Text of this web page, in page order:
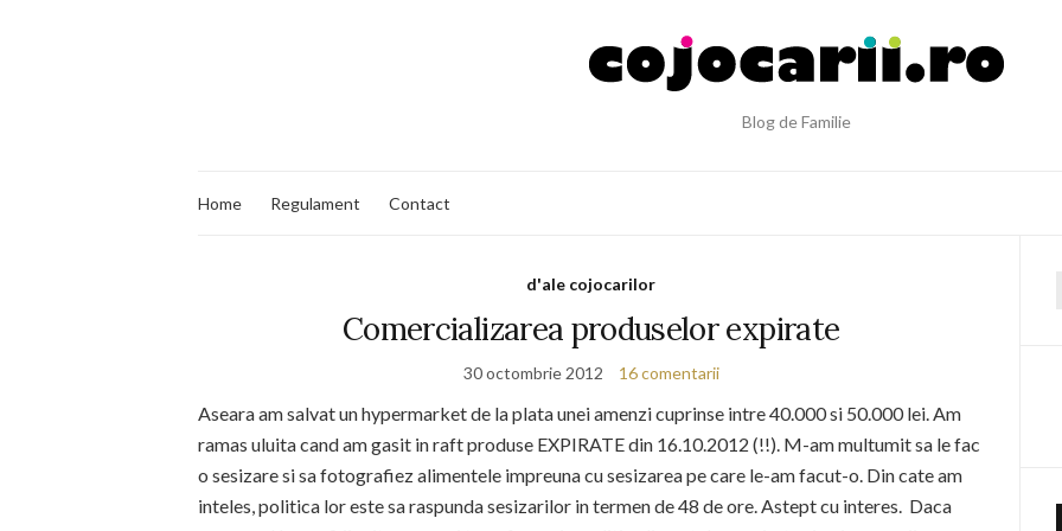
Blog de Familie
Home Regulament Contact
d'ale cojocarilor
Comercializarea produselor expirate
30 octombrie 2012 16 comentarii
Aseara am salvat un hypermarket de la plata unei amenzi cuprinse intre 40.000 si 50.000 lei. Am
ramas uluita cand am gasit in raft produse EXPIRATE din 16.10.2012 (!!). M-am multumit sa le fac
o sesizare si sa fotografiez alimentele impreuna cu sesizarea pe care le-am facut-o. Din cate am
inteles, politica lor este sa raspunda sesizarilor in termen de 48 de ore. Astept cu interes. Daca